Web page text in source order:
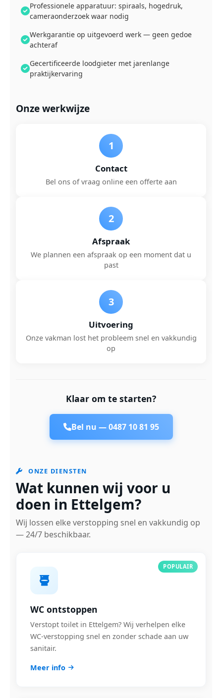
Professionele apparatuur: spiraals, hogedruk,
cameraonderzoek waar nodig
Werkgarantie op uitgevoerd werk — geen gedoe
achteraf
Gecertificeerde loodgieter met jarenlange
praktijkervaring
Onze werkwijze
1
Contact
Bel ons of vraag online een offerte aan
2
Afspraak
We plannen een afspraak op een moment dat u
past
3
Uitvoering
Onze vakman lost het probleem snel en vakkundig
op
Klaar om te starten?
Bel nu —0487 10 81 95
ONZE DIENSTEN
Wat kunnen wij voor u
doen in Ettelgem?
Wij lossen elke verstopping snel en vakkundig op
— 24/7 beschikbaar.
POPULAIR
WC ontstoppen
Verstopt toilet in Ettelgem? Wij verhelpen elke
WC-verstopping snel en zonder schade aan uw
sanitair.
Meer info